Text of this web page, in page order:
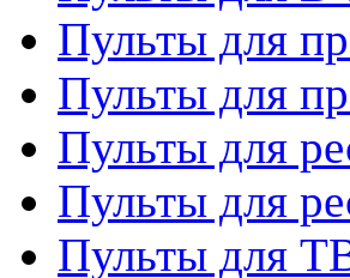
Пульты для
Пульты для
Пульты для
Пульты для
Пульты для